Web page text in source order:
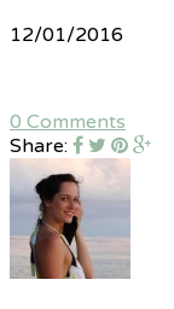
12/01/2016
0 Comments
Share: